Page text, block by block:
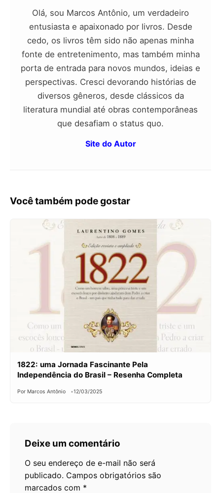
Olá, sou Marcos Antônio, um verdadeiro
entusiasta e apaixonado por livros. Desde
cedo, os livros têm sido não apenas minha
fonte de entretenimento, mas também minha
porta de entrada para novos mundos, ideias e
perspectivas. Cresci devorando histórias de
diversos gêneros, desde clássicos da
literatura mundial até obras contemporâneas
que desafiam o status quo.
Site do Autor
Você também pode gostar
1822: uma Jornada Fascinante Pela
Independência do Brasil – Resenha Completa
Por Marcos Antônio 12/03/2025
Deixe um comentário
O seu endereço de e-mail não será
publicado. Campos obrigatórios são
marcados com *